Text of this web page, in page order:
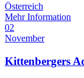
Österreich
Mehr Information
02
November
Kittenbergers